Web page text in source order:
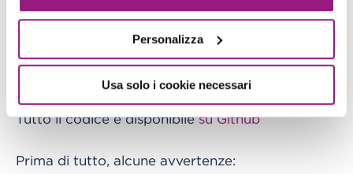
Personalizza
Usa solo i cookie necessari
attività lunghe come il nuking di un'intera
organizzazione, ma richiede una VPC.
Tutto il codice è disponibilesu Github
Prima di tutto, alcune avvertenze: